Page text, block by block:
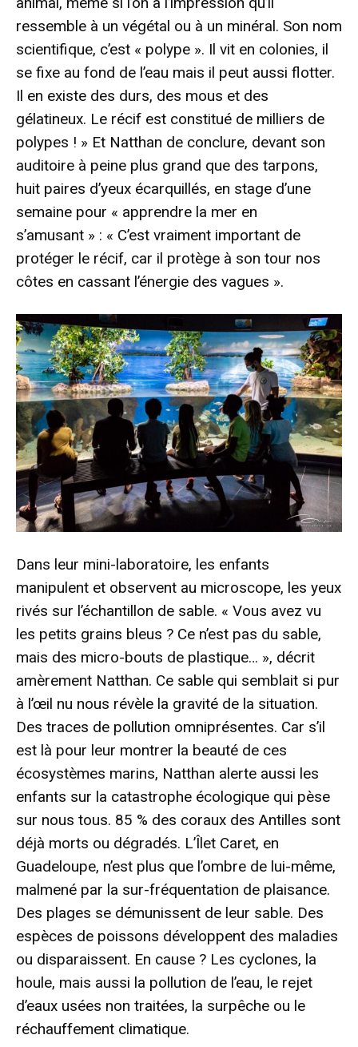
ressemble à un végétal ou à un minéral. Son nom
scientifique, c’est « polype ». Il vit en colonies, il
se fixe au fond de l’eau mais il peut aussi flotter.
Il en existe des durs, des mous et des
gélatineux. Le récif est constitué de milliers de
polypes ! » Et Natthan de conclure, devant son
auditoire à peine plus grand que des tarpons,
huit paires d’yeux écarquillés, en stage d’une
semaine pour « apprendre la mer en
s’amusant » : « C’est vraiment important de
protéger le récif, car il protège à son tour nos
côtes en cassant l’énergie des vagues ».
Dans leur mini-laboratoire, les enfants
manipulent et observent au microscope, les yeux
rivés sur l’échantillon de sable. « Vous avez vu
les petits grains bleus ? Ce n’est pas du sable,
mais des micro-bouts de plastique… », décrit
amèrement Natthan. Ce sable qui semblait si pur
à l’œil nu nous révèle la gravité de la situation.
Des traces de pollution omniprésentes. Car s’il
est là pour leur montrer la beauté de ces
écosystèmes marins, Natthan alerte aussi les
enfants sur la catastrophe écologique qui pèse
sur nous tous. 85 % des coraux des Antilles sont
déjà morts ou dégradés. L’Îlet Caret, en
Guadeloupe, n’est plus que l’ombre de lui-même,
malmené par la sur-fréquentation de plaisance.
Des plages se démunissent de leur sable. Des
espèces de poissons développent des maladies
ou disparaissent. En cause ? Les cyclones, la
houle, mais aussi la pollution de l’eau, le rejet
d’eaux usées non traitées, la surpêche ou le
réchauffement climatique.